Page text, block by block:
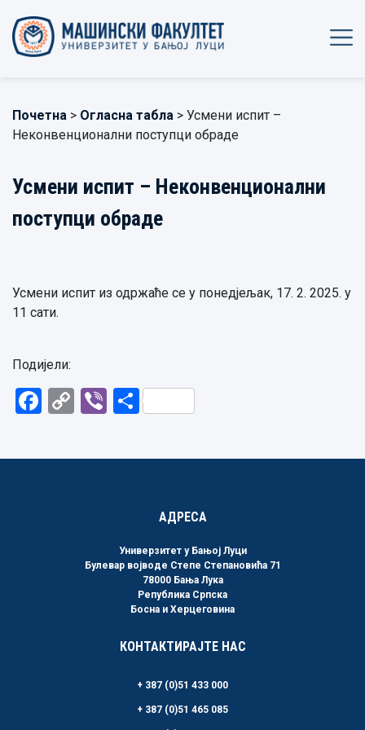
Почетна > Огласна табла > Усмени испит –
Неконвенционални поступци обраде
Усмени испит – Неконвенционални
поступци обраде
Усмени испит из одржаће се у понедјељак, 17. 2. 2025. у
11 сати.
Подијели:
Facebook
CopyViberShare
АДРЕСА
Универзитет у Бањој Луци
Булевар војводе Степе Степановића 71
78000 Бања Лука
Република Српска
Босна и Херцеговина
КОНТАКТИРАЈТЕ НАС
+ 387 (0)51 433 000
+ 387 (0)51 465 085